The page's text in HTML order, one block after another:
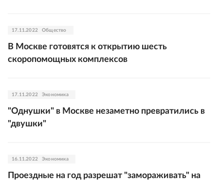
17.11.2022 Общество
В Москве готовятся к открытию шесть
скоропомощных комплексов
17.11.2022 Экономика
"Однушки" в Москве незаметно превратились в
"двушки"
16.11.2022 Экономика
Проездные на год разрешат "замораживать" на